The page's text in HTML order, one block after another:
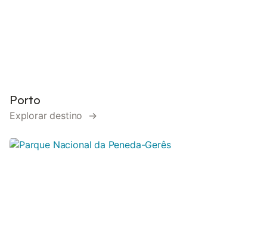
Porto
Explorar destino →